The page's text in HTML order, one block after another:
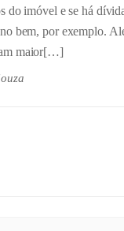
do imóvel e se há
bem, por exemplo.
maior[…]